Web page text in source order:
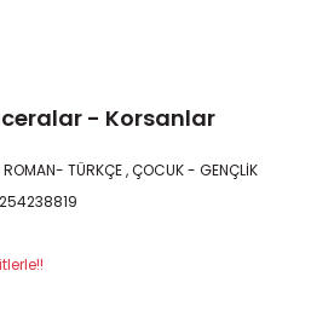
- Korsanlar
TÜRKÇE,ÇOCUK - GENÇLİK